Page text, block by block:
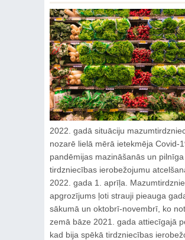
2022. gadā situāciju
nozarē lielā mērā ietekmēja Covid-
pandēmijas mazināšanās un pilnīga
tirdzniecības ierobežojumu
2022. gada 1. aprīļa.
apgrozījums ļoti strauji pieauga
sākumā un oktobrī-novembrī, ko
zemā bāze 2021. gada attiecīgajā
kad bija spēkā tirdzniecības